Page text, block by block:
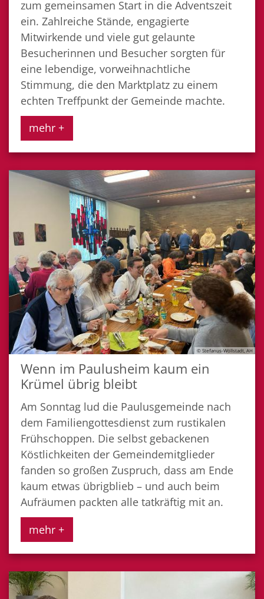
zum gemeinsamen Start in die Adventszeit
ein. Zahlreiche Stände, engagierte
Mitwirkende und viele gut gelaunte
Besucherinnen und Besucher sorgten für
eine lebendige, vorweihnachtliche
Stimmung, die den Marktplatz zu einem
echten Treffpunkt der Gemeinde machte.
mehr +
© Stefanus-Wöllstadt, AH
Wenn im Paulusheim kaum ein
Krümel übrig bleibt
Am Sonntag lud die Paulusgemeinde nach
dem Familiengottesdienst zum rustikalen
Frühschoppen. Die selbst gebackenen
Köstlichkeiten der Gemeindemitglieder
fanden so großen Zuspruch, dass am Ende
kaum etwas übrigblieb – und auch beim
Aufräumen packten alle tatkräftig mit an.
mehr +